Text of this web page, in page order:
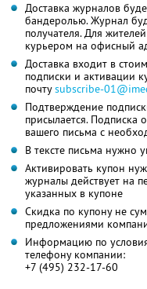
Доставка журналов
бандеролью. Журнал
получателя. Для
курьером на офисный
Доставка входит в
подписки и активации
почтуsubscribe-
Подтверждение
присылается. Подписка
вашего письма с
В тексте письма нужно
Активировать купон
журналы действует на
указанных в купоне
Скидка по купону не
предложениями
Информацию по
телефону компании:
+7 (495) 232-17-60